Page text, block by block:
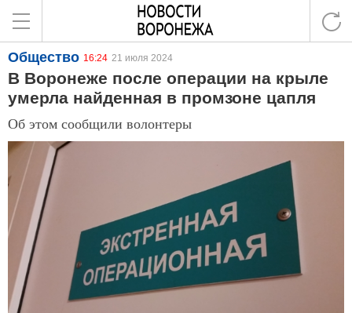
Общество 16:24 21 июля 2024
В Воронеже после операции на крыле
умерла найденная в промзоне цапля
Об этом сообщили волонтеры